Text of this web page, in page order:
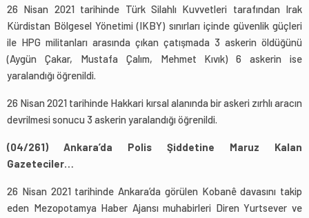
26 Nisan 2021 tarihinde Türk Silahlı Kuvvetleri tarafından Irak
Kürdistan Bölgesel Yönetimi (IKBY) sınırları içinde güvenlik güçleri
ile HPG militanları arasında çıkan çatışmada 3 askerin öldüğünü
(Aygün Çakar, Mustafa Çalım, Mehmet Kıvık) 6 askerin ise
yaralandığı öğrenildi.
26 Nisan 2021 tarihinde Hakkari kırsal alanında bir askeri zırhlı aracın
devrilmesi sonucu 3 askerin yaralandığı öğrenildi.
(04/261) Ankara’da Polis Şiddetine Maruz Kalan
Gazeteciler…
26 Nisan 2021 tarihinde Ankara’da görülen Kobanê davasını takip
eden Mezopotamya Haber Ajansı muhabirleri Diren Yurtsever ve